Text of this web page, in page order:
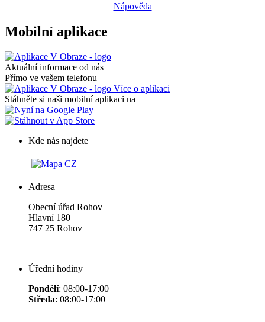
Nápověda
Mobilní aplikace
Aktuální informace od nás
Přímo ve vašem telefonu
Více o aplikaci
Stáhněte si naši mobilní aplikaci na
Kde nás najdete
Adresa
Obecní úřad Rohov
Hlavní 180
747 25 Rohov
Úřední hodiny
Pondělí: 08:00-17:00
Středa: 08:00-17:00